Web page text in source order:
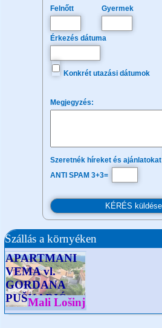
Felnőtt Gyermek
Érkezés dátuma
Konkrét utazási dátumok
Megjegyzés:
Szeretnék híreket és ajánlatokat
ANTI SPAM 3+3=
Szállás a környéken
APARTMANI
VEMA vl.
GORDANA
PUŠKARIĆ
Mali Lošinj